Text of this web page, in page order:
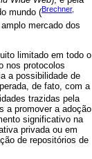
mundo (Brechner,
mercado dos
limitado em todo o
nos protocolos
a possibilidade de
de fato, com a
trazidas pela
a promover a adoção
significativo na
privada ou em
de repositórios de